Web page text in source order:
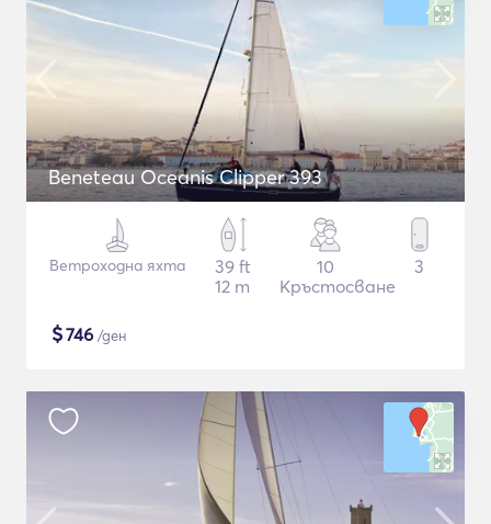
Beneteau Oceanis Clipper 393
Ветроходна яхта
39 ft
12 m
10
Кръстосване
3
$746 /ден